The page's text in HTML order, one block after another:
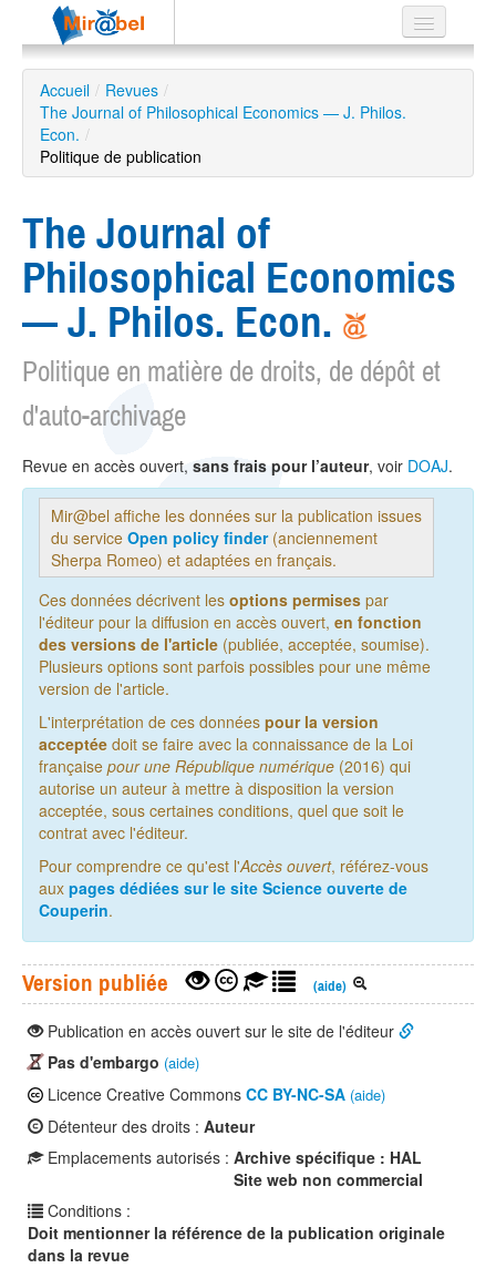
Le réseau
Soutien
Listes
Recherche
avancée
EN
Accueil / Revues /
The Journal of Philosophical Economics — J. Philos.
Econ. /
Politique de publication
The Journal of
Philosophical Economics
— J. Philos. Econ.
Politique en matière de droits, de dépôt et
d'auto-archivage
Revue en accès ouvert, sans frais pour l’auteur, voir DOAJ.
Mir@bel affiche les données sur la publication issues
du service Open policy finder(anciennement
Sherpa Romeo) et adaptées en français.
Ces données décrivent les options permises par
l'éditeur pour la diffusion en accès ouvert, en fonction
des versions de l'article (publiée, acceptée, soumise).
Plusieurs options sont parfois possibles pour une même
version de l'article.
L'interprétation de ces données pour la version
acceptée doit se faire avec la connaissance de la Loi
française pour une République numérique (2016) qui
autorise un auteur à mettre à disposition la version
acceptée, sous certaines conditions, quel que soit le
contrat avec l'éditeur.
Pour comprendre ce qu'est l'Accès ouvert, référez-vous
aux pages dédiées sur le site Science ouverte de
Couperin.
Version publiée (aide)
Publication en accès ouvert sur le site de l'éditeur
Pas d'embargo (aide)
Licence Creative Commons CC BY-NC-SA (aide)
Détenteur des droits : Auteur
Emplacements autorisés : Archive spécifique : HAL
Site web non commercial
Conditions :
Doit mentionner la référence de la publication originale
dans la revue